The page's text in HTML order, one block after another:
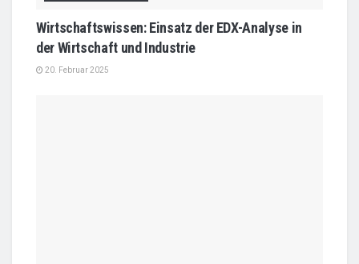
Wirtschaftswissen: Einsatz der EDX-Analyse in
der Wirtschaft und Industrie
20. Februar 2025